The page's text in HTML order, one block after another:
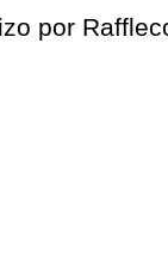
por